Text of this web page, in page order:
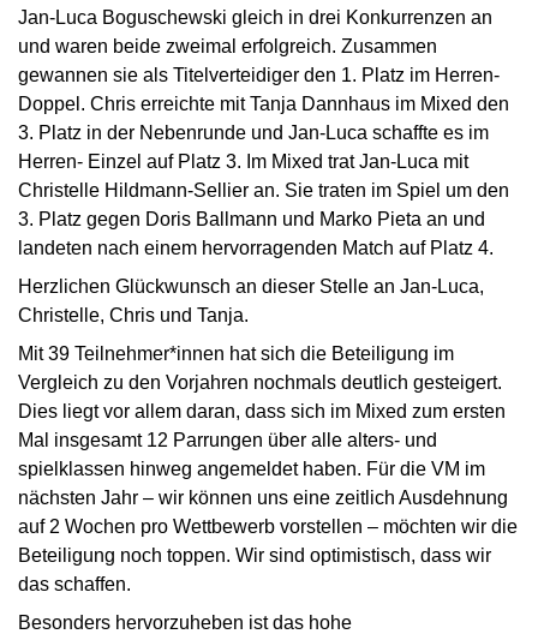
Jan-Luca Boguschewski gleich in drei Konkurrenzen an
und waren beide zweimal erfolgreich. Zusammen
gewannen sie als Titelverteidiger den 1. Platz im Herren-
Doppel. Chris erreichte mit Tanja Dannhaus im Mixed den
3. Platz in der Nebenrunde und Jan-Luca schaffte es im
Herren- Einzel auf Platz 3. Im Mixed trat Jan-Luca mit
Christelle Hildmann-Sellier an. Sie traten im Spiel um den
3. Platz gegen Doris Ballmann und Marko Pieta an und
landeten nach einem hervorragenden Match auf Platz 4.
Herzlichen Glückwunsch an dieser Stelle an Jan-Luca,
Christelle, Chris und Tanja.
Mit 39 Teilnehmer*innen hat sich die Beteiligung im
Vergleich zu den Vorjahren nochmals deutlich gesteigert.
Dies liegt vor allem daran, dass sich im Mixed zum ersten
Mal insgesamt 12 Parrungen über alle alters- und
spielklassen hinweg angemeldet haben. Für die VM im
nächsten Jahr – wir können uns eine zeitlich Ausdehnung
auf 2 Wochen pro Wettbewerb vorstellen – möchten wir die
Beteiligung noch toppen. Wir sind optimistisch, dass wir
das schaffen.
Besonders hervorzuheben ist das hohe